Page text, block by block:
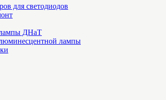
для светодиодов
ДНаТ
лампы